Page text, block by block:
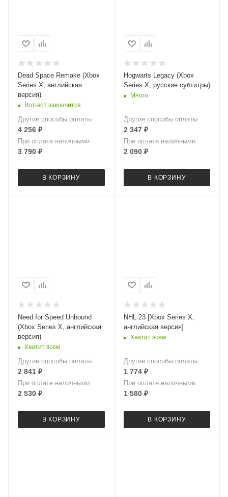
Dead Space Remake (Xbox
Series X, английская
версия)
Вот-вот закончится
Другие способы оплаты
4 256 ₽
При оплате наличными
3 790 ₽
В КОРЗИНУ
Hogwarts Legacy (Xbox
Series X, русские субтитры)
Много
Другие способы оплаты
2 347₽
При оплате наличными
2 090₽
В КОРЗИНУ
Need for Speed Unbound
(Xbox Series X, английская
версия)
Хватит всем
Другие способы оплаты
2 841 ₽
При оплате наличными
2 530 ₽
В КОРЗИНУ
NHL 23 [Xbox Series X,
английская версия]
Хватит всем
Другие способы оплаты
1 774₽
При оплате наличными
1 580₽
В КОРЗИНУ